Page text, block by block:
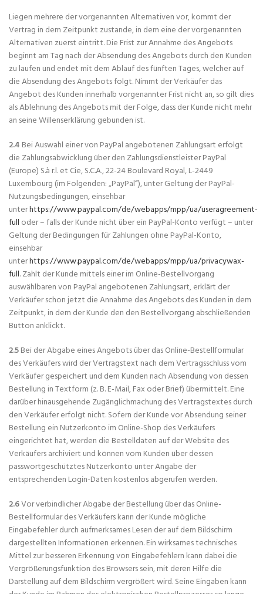
Liegen mehrere der vorgenannten Alternativen vor, kommt der
Vertrag in dem Zeitpunkt zustande, in dem eine der vorgenannten
Alternativen zuerst eintritt. Die Frist zur Annahme des Angebots
beginnt am Tag nach der Absendung des Angebots durch den Kunden
zu laufen und endet mit dem Ablauf des fünften Tages, welcher auf
die Absendung des Angebots folgt. Nimmt der Verkäufer das
Angebot des Kunden innerhalb vorgenannter Frist nicht an, so gilt dies
als Ablehnung des Angebots mit der Folge, dass der Kunde nicht mehr
an seine Willenserklärung gebunden ist.
2.4 Bei Auswahl einer von PayPal angebotenen Zahlungsart erfolgt
die Zahlungsabwicklung über den Zahlungsdienstleister PayPal
(Europe) S.à r.l. et Cie, S.C.A., 22-24 Boulevard Royal, L-2449
Luxembourg (im Folgenden: „PayPal“), unter Geltung der PayPal-
Nutzungsbedingungen, einsehbar
unterhttps://www.paypal.com/de/webapps/mpp/ua/useragreement-
full oder – falls der Kunde nicht über ein PayPal-Konto verfügt – unter
Geltung der Bedingungen für Zahlungen ohne PayPal-Konto,
einsehbar
unterhttps://www.paypal.com/de/webapps/mpp/ua/privacywax-
full. Zahlt der Kunde mittels einer im Online-Bestellvorgang
auswählbaren von PayPal angebotenen Zahlungsart, erklärt der
Verkäufer schon jetzt die Annahme des Angebots des Kunden in dem
Zeitpunkt, in dem der Kunde den den Bestellvorgang abschließenden
Button anklickt.
2.5Bei der Abgabe eines Angebots über das Online-Bestellformular
des Verkäufers wird der Vertragstext nach dem Vertragsschluss vom
Verkäufer gespeichert und dem Kunden nach Absendung von dessen
Bestellung in Textform (z. B. E-Mail, Fax oder Brief) übermittelt. Eine
darüber hinausgehende Zugänglichmachung des Vertragstextes durch
den Verkäufer erfolgt nicht. Sofern der Kunde vor Absendung seiner
Bestellung ein Nutzerkonto im Online-Shop des Verkäufers
eingerichtet hat, werden die Bestelldaten auf der Website des
Verkäufers archiviert und können vom Kunden über dessen
passwortgeschütztes Nutzerkonto unter Angabe der
entsprechenden Login-Daten kostenlos abgerufen werden.
2.6Vor verbindlicher Abgabe der Bestellung über das Online-
Bestellformular des Verkäufers kann der Kunde mögliche
Eingabefehler durch aufmerksames Lesen der auf dem Bildschirm
dargestellten Informationen erkennen. Ein wirksames technisches
Mittel zur besseren Erkennung von Eingabefehlern kann dabei die
Vergrößerungsfunktion des Browsers sein, mit deren Hilfe die
Darstellung auf dem Bildschirm vergrößert wird. Seine Eingaben kann